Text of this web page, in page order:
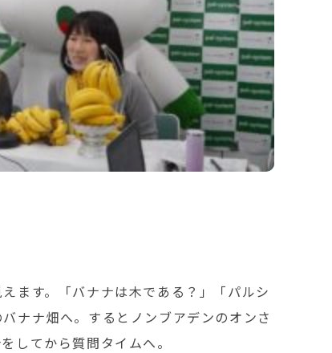
ます。「バナナは木である？」「パルシ
ナナ畑へ。するとノンブアデンのオンさ
してから質問タイムへ。